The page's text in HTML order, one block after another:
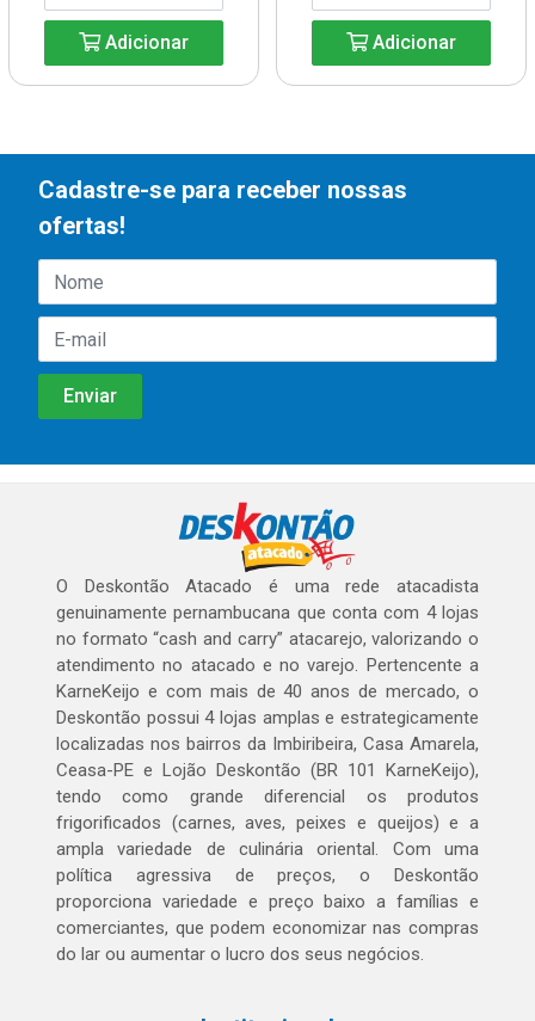
Adicionar Adicionar
Cadastre-se para receber nossas
ofertas!
O Deskontão Atacado é uma rede atacadista
genuinamente pernambucana que conta com 4 lojas
no formato “cash and carry” atacarejo, valorizando o
atendimento no atacado e no varejo. Pertencente a
KarneKeijo e com mais de 40 anos de mercado, o
Deskontão possui 4 lojas amplas e estrategicamente
localizadas nos bairros da Imbiribeira, Casa Amarela,
Ceasa-PE e Lojão Deskontão (BR 101 KarneKeijo),
tendo como grande diferencial os produtos
frigorificados (carnes, aves, peixes e queijos) e a
ampla variedade de culinária oriental. Com uma
política agressiva de preços, o Deskontão
proporciona variedade e preço baixo a famílias e
comerciantes, que podem economizar nas compras
do lar ou aumentar o lucro dos seus negócios.